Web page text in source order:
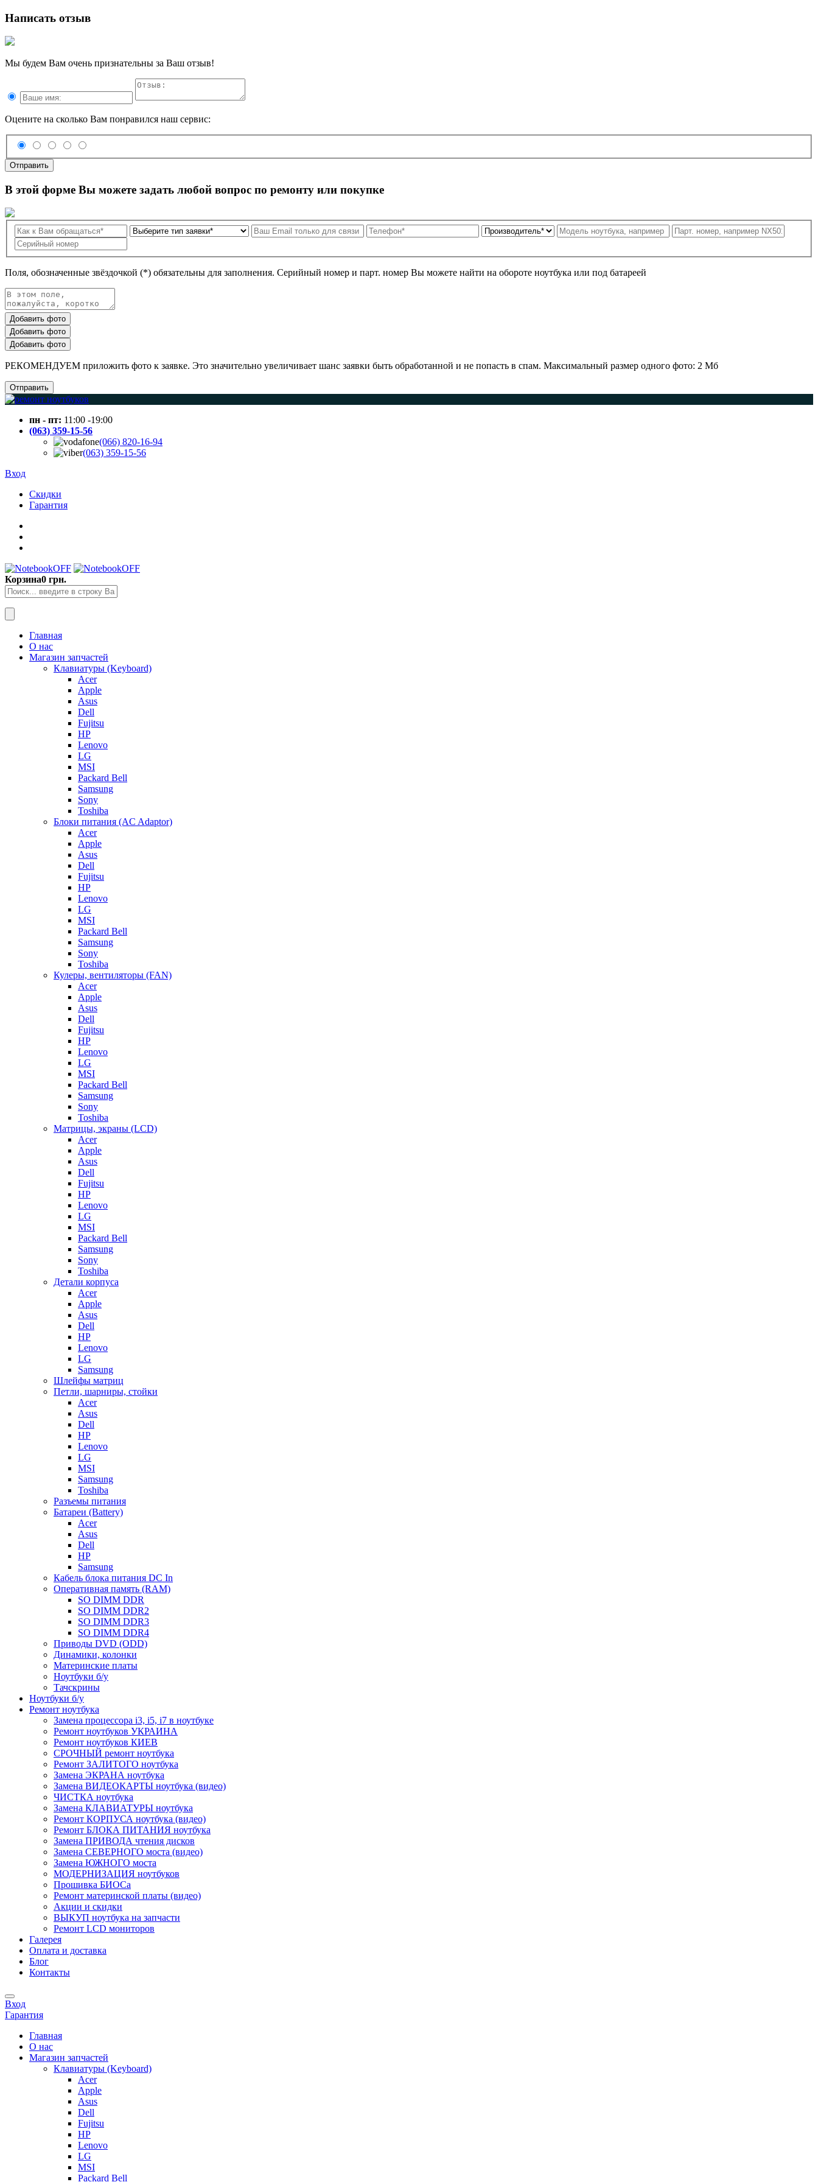
Написать отзыв
Мы будем Вам очень признательны за Ваш отзыв!
Оцените на сколько Вам понравился наш сервис:
Отправить
В этой форме Вы можете задать любой вопрос по ремонту или покупке
Поля, обозначенные звёздочкой (*) обязательны для заполнения. Серийный номер и парт. номер Вы можете найти на обороте ноутбука или под батареей
Добавить фото
Добавить фото
Добавить фото
РЕКОМЕНДУЕМ приложить фото к заявке. Это значительно увеличивает шанс заявки быть обработанной и не попасть в спам. Максимальный размер одного фото: 2 Мб
Отправить
пн - пт: 11:00 -19:00
(063) 359-15-56
(066) 820-16-94
(063) 359-15-56
Вход
Скидки
Гарантия
Корзина0 грн.
Главная
О нас
Магазин запчастей
Клавиатуры (Keyboard)
Acer
Apple
Asus
Dell
Fujitsu
HP
Lenovo
LG
MSI
Packard Bell
Samsung
Sony
Toshiba
Блоки питания (AC Adaptor)
Acer
Apple
Asus
Dell
Fujitsu
HP
Lenovo
LG
MSI
Packard Bell
Samsung
Sony
Toshiba
Кулеры, вентиляторы (FAN)
Acer
Apple
Asus
Dell
Fujitsu
HP
Lenovo
LG
MSI
Packard Bell
Samsung
Sony
Toshiba
Матрицы, экраны (LCD)
Acer
Apple
Asus
Dell
Fujitsu
HP
Lenovo
LG
MSI
Packard Bell
Samsung
Sony
Toshiba
Детали корпуса
Acer
Apple
Asus
Dell
HP
Lenovo
LG
Samsung
Шлейфы матриц
Петли, шарниры, стойки
Acer
Asus
Dell
HP
Lenovo
LG
MSI
Samsung
Toshiba
Разъемы питания
Батареи (Battery)
Acer
Asus
Dell
HP
Samsung
Кабель блока питания DC In
Оперативная память (RAM)
SO DIMM DDR
SO DIMM DDR2
SO DIMM DDR3
SO DIMM DDR4
Приводы DVD (ODD)
Динамики, колонки
Материнские платы
Ноутбуки б/у
Тачскрины
Ноутбуки б/у
Ремонт ноутбука
Замена процессора i3, i5, i7 в ноутбуке
Ремонт ноутбуков УКРАИНА
Ремонт ноутбуков КИЕВ
СРОЧНЫЙ ремонт ноутбука
Ремонт ЗАЛИТОГО ноутбука
Замена ЭКРАНА ноутбука
Замена ВИДЕОКАРТЫ ноутбука (видео)
ЧИСТКА ноутбука
Замена КЛАВИАТУРЫ ноутбука
Ремонт КОРПУСА ноутбука (видео)
Ремонт БЛОКА ПИТАНИЯ ноутбука
Замена ПРИВОДА чтения дисков
Замена СЕВЕРНОГО моста (видео)
Замена ЮЖНОГО моста
МОДЕРНИЗАЦИЯ ноутбуков
Прошивка БИОСа
Ремонт материнской платы (видео)
Акции и скидки
ВЫКУП ноутбука на запчасти
Ремонт LCD мониторов
Галерея
Оплата и доставка
Блог
Контакты
Вход
Гарантия
Главная
О нас
Магазин запчастей
Клавиатуры (Keyboard)
Acer
Apple
Asus
Dell
Fujitsu
HP
Lenovo
LG
MSI
Packard Bell